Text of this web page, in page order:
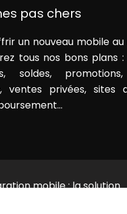
pas chers
un nouveau mobile
tous nos bons plans
soldes,
ventes privées, sites
mobile : la solution